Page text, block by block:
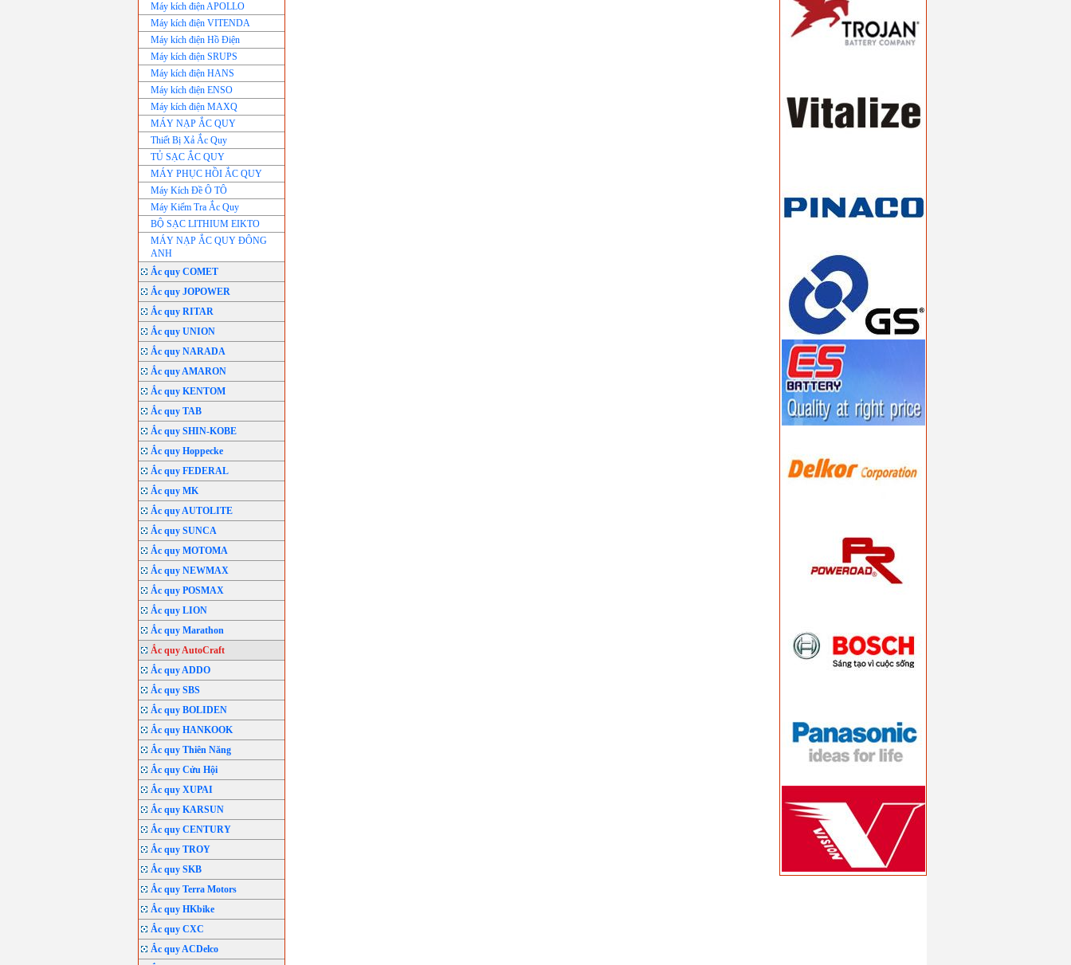
Máy kích điện APOLLO
Máy kích điện VITENDA
Máy kích điện Hồ Điện
Máy kích điện SRUPS
Máy kích điện HANS
Máy kích điện ENSO
Máy kích điện MAXQ
MÁY NẠP ẮC QUY
Thiết Bị Xả Ắc Quy
TỦ SẠC ẮC QUY
MÁY PHỤC HỒI ẮC QUY
Máy Kích Đề Ô TÔ
Máy Kiểm Tra Ắc Quy
BỘ SẠC LITHIUM EIKTO
MÁY NẠP ẮC QUY ĐÔNG
ANH
Ắc quy COMET
Ắc quy JOPOWER
Ắc quy RITAR
Ắc quy UNION
Ắc quy NARADA
Ắc quy AMARON
Ắc quy KENTOM
Ắc quy TAB
Ắc quy SHIN-KOBE
Ắc quy Hoppecke
Ắc quy FEDERAL
Ắc quy MK
Ắc quy AUTOLITE
Ắc quy SUNCA
Ắc quy MOTOMA
Ắc quy NEWMAX
Ắc quy POSMAX
Ắc quy LION
Ắc quy Marathon
Ắc quy AutoCraft
Ắc quy ADDO
Ắc quy SBS
Ắc quy BOLIDEN
Ắc quy HANKOOK
Ắc quy Thiên Năng
Ắc quy Cửu Hội
Ắc quy XUPAI
Ắc quy KARSUN
Ắc quy CENTURY
Ắc quy TROY
Ắc quy SKB
Ắc quy Terra Motors
Ắc quy HKbike
Ắc quy CXC
Ắc quy ACDelco